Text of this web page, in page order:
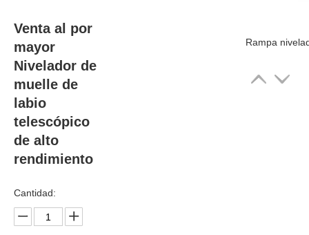
Venta al por
mayor
Nivelador de
muelle de
labio
telescópico
de alto
rendimiento
Cantidad: